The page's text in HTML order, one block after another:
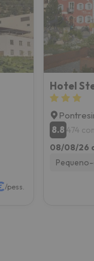
/pess.
Hotel
8.8 474
08/08/26